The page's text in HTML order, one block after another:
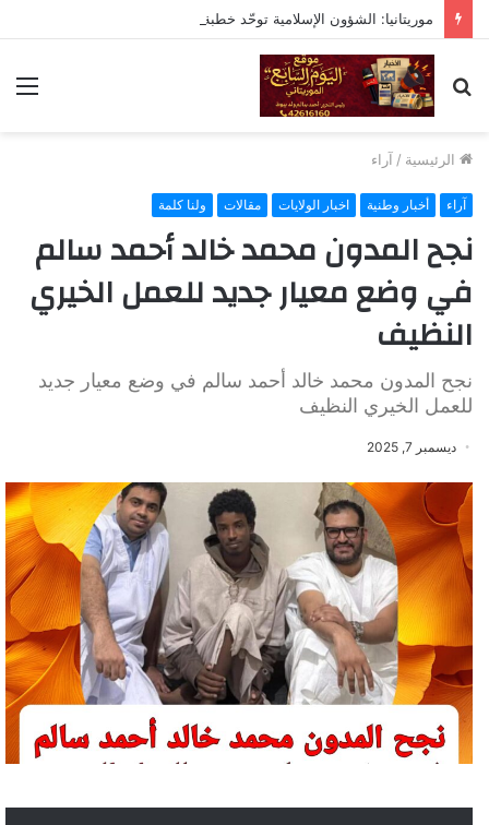
بحث
عن
الرئيسية / آراء
آراء أخبار وطنية اخبار الولايات مقالات ولنا كلمة
نجح المدون محمد خالد أحمد سالم
في وضع معيار جديد للعمل الخيري
النظيف
نجح المدون محمد خالد أحمد سالم في وضع معيار جديد
للعمل الخيري النظيف
ديسمبر 7, 2025